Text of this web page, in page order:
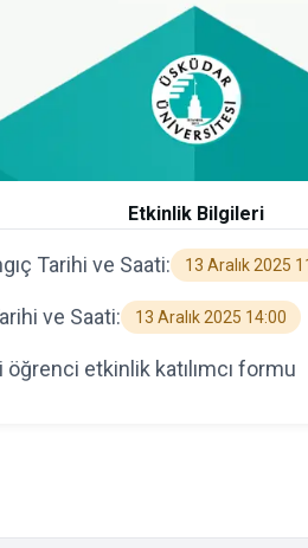
Etkinlik Bilgileri
Tarihi ve Saati: 13 Aralık 2025
ve Saati: 13 Aralık 2025 14:00
öğrenci etkinlik katılımcı formu